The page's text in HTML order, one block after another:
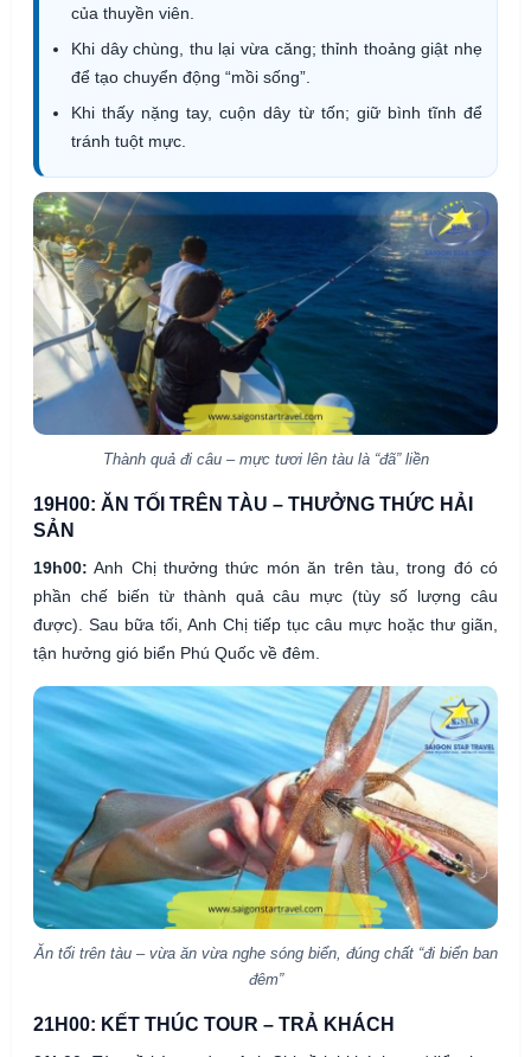
của thuyền viên.
Khi dây chùng, thu lại vừa căng; thỉnh thoảng giật nhẹ
để tạo chuyển động “mồi sống”.
Khi thấy nặng tay, cuộn dây từ tốn; giữ bình tĩnh để
tránh tuột mực.
Thành quả đi câu – mực tươi lên tàu là “đã” liền
19H00: ĂN TỐI TRÊN TÀU – THƯỞNG THỨC HẢI
SẢN
19h00: Anh Chị thưởng thức món ăn trên tàu, trong đó có
phần chế biến từ thành quả câu mực (tùy số lượng câu
được). Sau bữa tối, Anh Chị tiếp tục câu mực hoặc thư giãn,
tận hưởng gió biển Phú Quốc về đêm.
Ăn tối trên tàu – vừa ăn vừa nghe sóng biển, đúng chất “đi biển ban
đêm”
21H00: KẾT THÚC TOUR – TRẢ KHÁCH